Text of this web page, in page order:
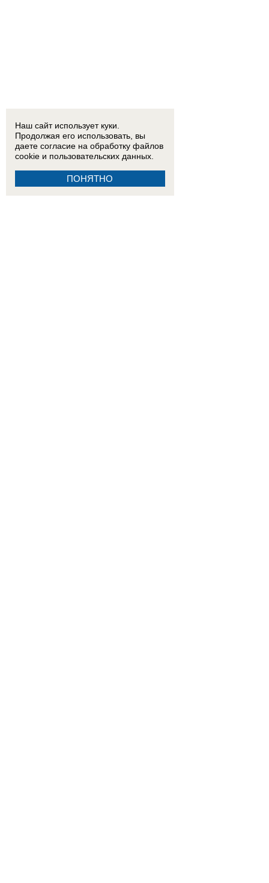
Наш сайт использует куки.
Продолжая его использовать, вы
даете согласие на обработку файлов
cookie и пользовательских данных.
ПОНЯТНО